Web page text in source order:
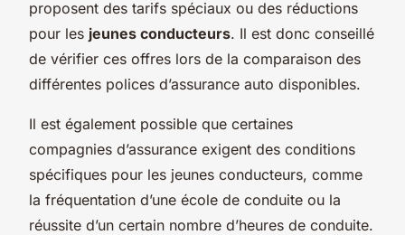
proposent des tarifs spéciaux ou des réductions
pour les jeunes conducteurs. Il est donc conseillé
de vérifier ces offres lors de la comparaison des
différentes polices d’assurance auto disponibles.
Il est également possible que certaines
compagnies d’assurance exigent des conditions
spécifiques pour les jeunes conducteurs, comme
la fréquentation d’une école de conduite ou la
réussite d’un certain nombre d’heures de conduite.